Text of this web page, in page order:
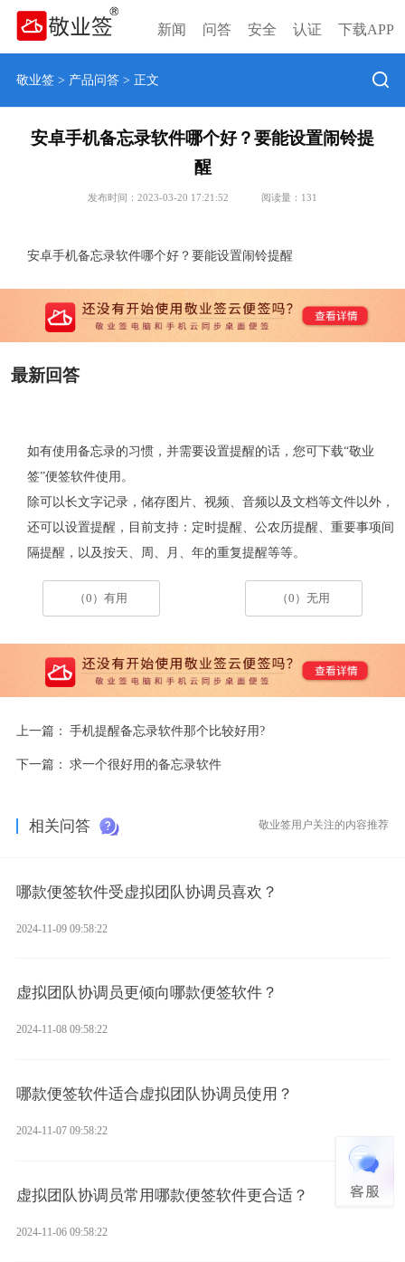
新闻 问答 安全 认证 下载APP
敬业签> 产品问答> 正文
安卓手机备忘录软件哪个好？要能设置闹铃提
醒
发布时间：2023-03-20 17:21:52 阅读量： 131
安卓手机备忘录软件哪个好？要能设置闹铃提醒
最新回答
如有使用备忘录的习惯，并需要设置提醒的话，您可下载“敬业
签”便签软件使用。
除可以长文字记录，储存图片、视频、音频以及文档等文件以外，
还可以设置提醒，目前支持：定时提醒、公农历提醒、重要事项间
隔提醒，以及按天、周、月、年的重复提醒等等。
（0）有用 （0）无用
上一篇： 手机提醒备忘录软件那个比较好用?
下一篇： 求一个很好用的备忘录软件
相关问答 敬业签用户关注的内容推荐
哪款便签软件受虚拟团队协调员喜欢？
2024-11-09 09:58:22
虚拟团队协调员更倾向哪款便签软件？
2024-11-08 09:58:22
哪款便签软件适合虚拟团队协调员使用？
2024-11-07 09:58:22
虚拟团队协调员常用哪款便签软件更合适？
2024-11-06 09:58:22